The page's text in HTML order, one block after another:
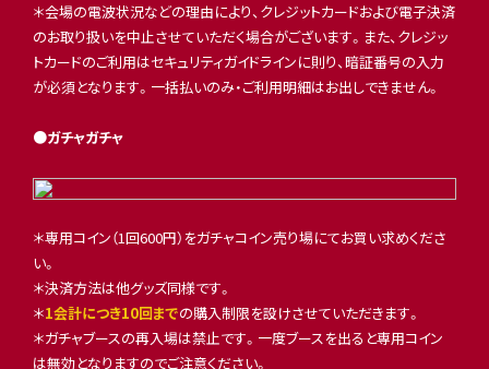
＊会場の電波状況などの理由により、クレジットカードおよび電子決済
のお取り扱いを中止させていただく場合がございます。また、クレジッ
トカードのご利用はセキュリティガイドラインに則り、暗証番号の入力
が必須となります。一括払いのみ・ご利用明細はお出しできません。
●ガチャガチャ
＊専用コイン（1回600円）をガチャコイン売り場にてお買い求めくださ
い。
＊決済方法は他グッズ同様です。
＊1会計につき10回までの購入制限を設けさせていただきます。
＊ガチャブースの再入場は禁止です。一度ブースを出ると専用コイン
は無効となりますのでご注意ください。